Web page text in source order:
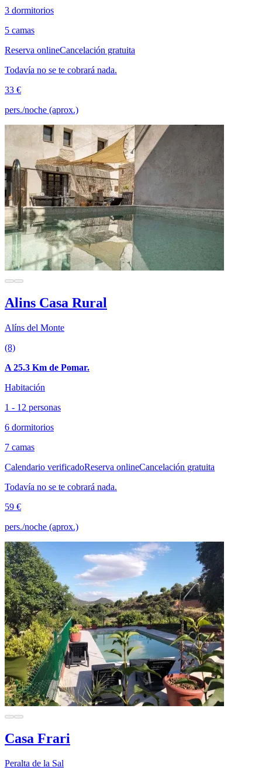
3 dormitorios
5 camas
Reserva onlineCancelación gratuita
Todavía no se te cobrará nada.
33 €
pers./noche (aprox.)
Alins Casa Rural
Alíns del Monte
(8)
A 25.3 Km de Pomar.
Habitación
1 - 12 personas
6 dormitorios
7 camas
Calendario verificadoReserva onlineCancelación gratuita
Todavía no se te cobrará nada.
59 €
pers./noche (aprox.)
Casa Frari
Peralta de la Sal